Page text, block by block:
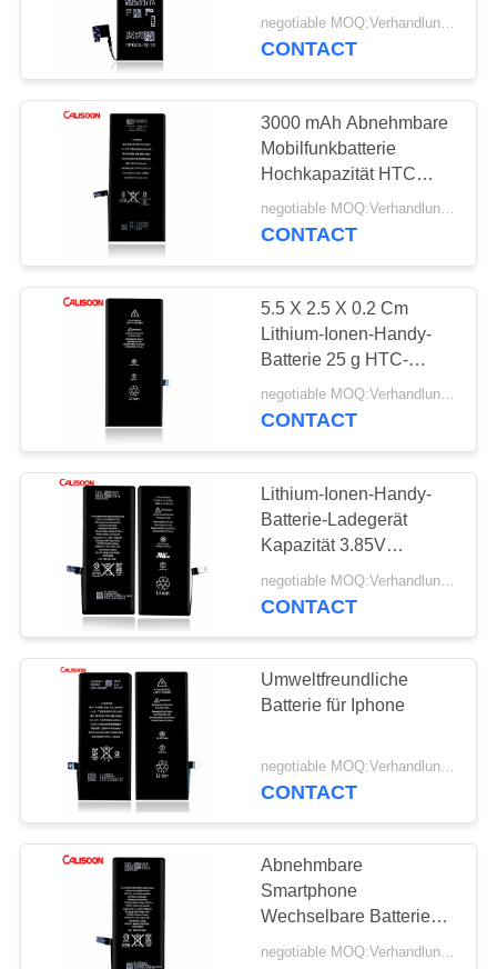
Lithiumpolymerbatterien
negotiable MOQ:Verhandlungsfähig
CONTACT
3000 mAh Abnehmbare
Mobilfunkbatterie
Hochkapazität HTC
Mobilfunkbatterien
negotiable MOQ:Verhandlungsfähig
CONTACT
5.5 X 2.5 X 0.2 Cm
Lithium-Ionen-Handy-
Batterie 25 g HTC-
Handy-Batterie
negotiable MOQ:Verhandlungsfähig
CONTACT
Lithium-Ionen-Handy-
Batterie-Ladegerät
Kapazität 3.85V
3110mAh Für Iphone 11
CONTACT
Umweltfreundliche
Batterie für Iphone
negotiable MOQ:Verhandlungsfähig
CONTACT
Abnehmbare
Smartphone
Wechselbare Batterie
kundenspezifische
negotiable MOQ:Verhandlungsfähig